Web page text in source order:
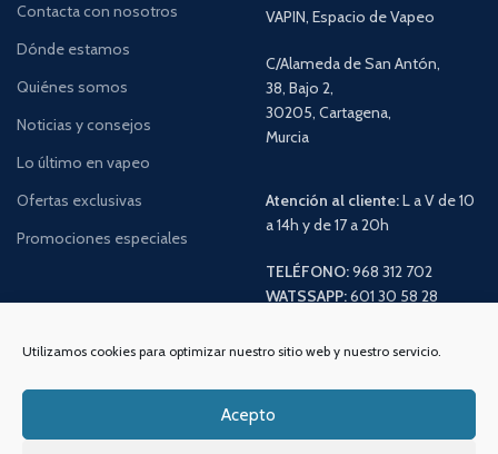
Utilizamos cookies para optimizar nuestro sitio web y nuestro servicio.
Acepto
Contacta con nosotros
Dónde estamos
Quiénes somos
Noticias y consejos
Lo último en vapeo
Ofertas exclusivas
Promociones especiales
VAPIN, Espacio de Vapeo
C/Alameda de San Antón,
38, Bajo 2,
30205, Cartagena,
Murcia
Atención al cliente:L a V de 10
a 14h y de 17 a 20h
TELÉFONO:968 312 702
WATSSAPP:601 30 58 28